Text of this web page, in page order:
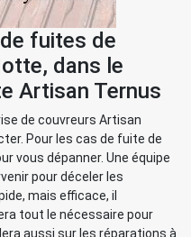
fuites de
dans le
Artisan Ternus
de couvreurs Artisan
Pour les cas de fuite de
vous dépanner. Une équipe
pour déceler les
mais efficace, il
tout le nécessaire pour
aussi sur les réparations à